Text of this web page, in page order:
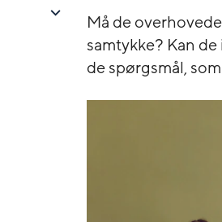
Må de
samtykke? Kan
de spørgsmål,